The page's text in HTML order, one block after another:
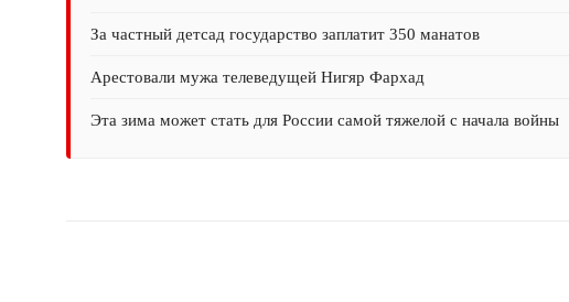
За частный детсад государство заплатит 350 манатов
Арестовали мужа телеведущей Нигяр Фархад
Эта зима может стать для России самой тяжелой с начала войны